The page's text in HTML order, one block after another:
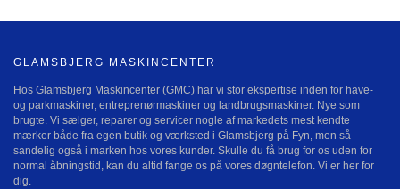
GLAMSBJERG MASKINCENTER
Hos Glamsbjerg Maskincenter (GMC) har vi stor ekspertise inden for have-
og parkmaskiner, entreprenørmaskiner og landbrugsmaskiner. Nye som
brugte. Vi sælger, reparer og servicer nogle af markedets mest kendte
mærker både fra egen butik og værksted i Glamsbjerg på Fyn, men så
sandelig også i marken hos vores kunder. Skulle du få brug for os uden for
normal åbningstid, kan du altid fange os på vores døgntelefon. Vi er her for
dig.